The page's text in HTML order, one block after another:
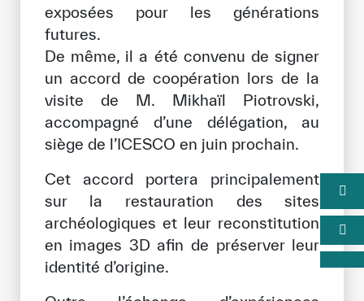
exposées pour les générations
futures.
De même, il a été convenu de signer
un accord de coopération lors de la
visite de M. Mikhaïl Piotrovski,
accompagné d’une délégation, au
siège de l’ICESCO en juin prochain.
Cet accord portera principalement
sur la restauration des sites
archéologiques et leur reconstitution
en images 3D afin de préserver leur
identité d’origine.